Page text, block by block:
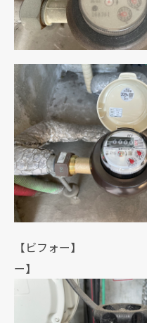
【ビフォ
ー】